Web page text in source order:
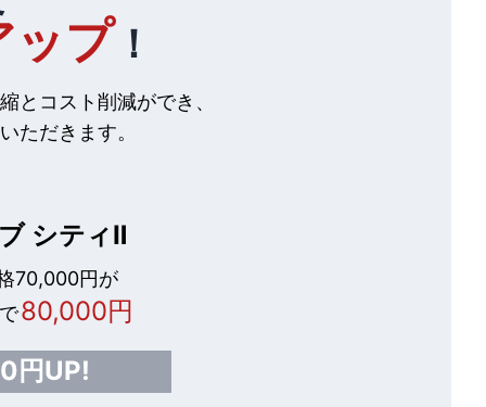
ップ ！
とコスト削減ができ、
ただきます。
シティⅡ
70,000円が
80,000円
円UP!